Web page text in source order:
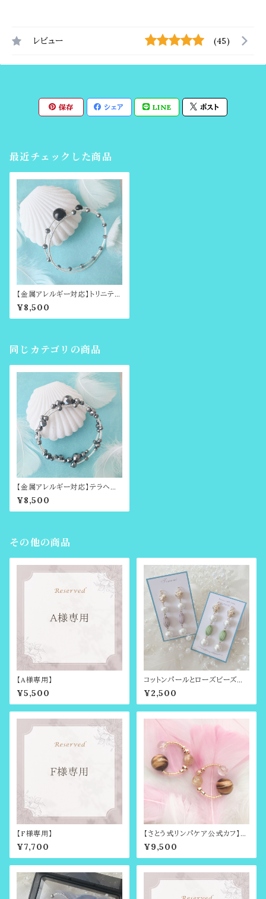
レビュー (45)
保存 シェア LINE ポスト
最近チェックした商品
【金属アレルギー対応】トリニテ
ィ・ヴァイブのブレスレット（富士
山溶岩・シュンガイト・テラヘル
ツ）、アンクレットにも
¥8,500
同じカテゴリの商品
【金属アレルギー対応】テラヘル
ツのブレスレット。アンクレットに
も
¥8,500
その他の商品
【A様専用】
¥5,500
コットンパールとローズビーズの
チャーム
¥2,500
【F様専用】
¥7,700
【さとう式リンパケア公式カフ】金
運虹福〜最高金運アップの組合
せに虹の光が降り注ぐ〜さとう
式イヤーカフ（ビューティーカフ）
の方にもオススメ・ルチルクォー
ツ・タイガーアイ・アイリスクォー
¥9,500